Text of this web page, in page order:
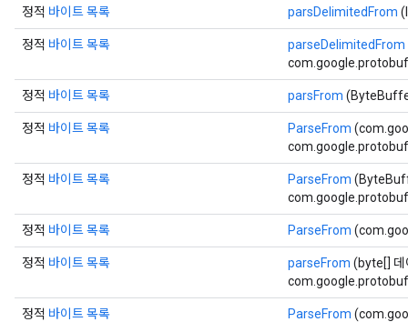
정적 바이트 목록 parsDelimitedFrom
정적 바이트 목록 parseDelimitedFrom
정적 바이트 목록 parsFrom
정적 바이트 목록 ParseFrom
정적 바이트 목록 ParseFrom
정적 바이트 목록 ParseFrom
정적 바이트 목록 parseFrom (byte[] 데
정적 바이트 목록 ParseFrom